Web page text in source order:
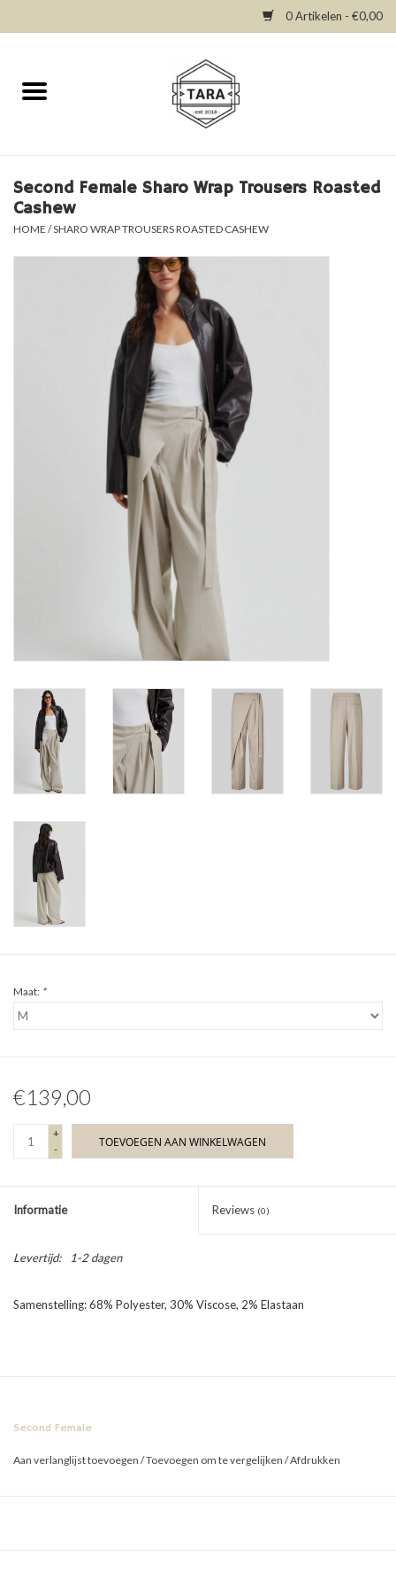
0 Artikelen - €0,00
Home
Dresses
Tops
Second Female Sharo Wrap Trousers Roasted
Cashew
HOME /SHARO WRAP TROUSERS ROASTED CASHEW
Maat: *
€139,00
+
-
TOEVOEGEN AAN WINKELWAGEN
Informatie Reviews (0)
Levertijd: 1-2 dagen
Samenstelling: 68% Polyester, 30% Viscose, 2% Elastaan
Second Female
Aan verlanglijst toevoegen /Toevoegen om te vergelijken /Afdrukken